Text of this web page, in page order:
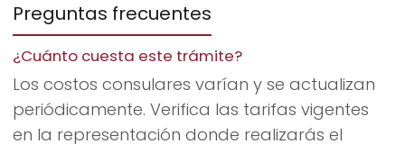
Preguntas frecuentes
¿Cuánto cuesta este trámite?
Los costos consulares varían y se actualizan
periódicamente. Verifica las tarifas vigentes
en la representación donde realizarás el